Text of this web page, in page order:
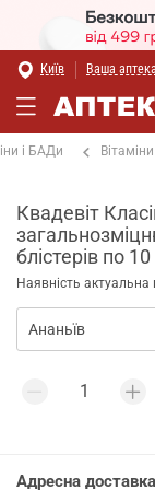
Київ Ваша аптека
і БАДи
Квадевіт
блістерів по
Наявність актуальна
Адресна доставка